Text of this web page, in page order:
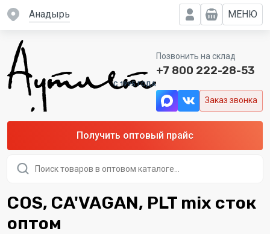
Анадырь МЕНЮ
C 1995 ГОДА
Позвонить на склад
+7 800 222-28-53
Заказ звонка
Получить оптовый прайс
товаров
COS, CA'VAGAN, PLT mix сток
оптом